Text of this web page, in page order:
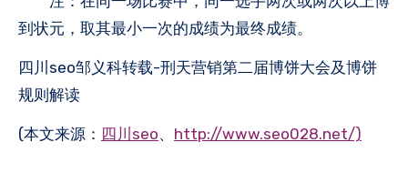
到状元，取其最小一次的成绩为最终成绩。
四川seo邹义科转载-刑天营销第二届博饼大会及博饼
规则解读
(本文来源： 四川seo、 http://www.seo028.net/)